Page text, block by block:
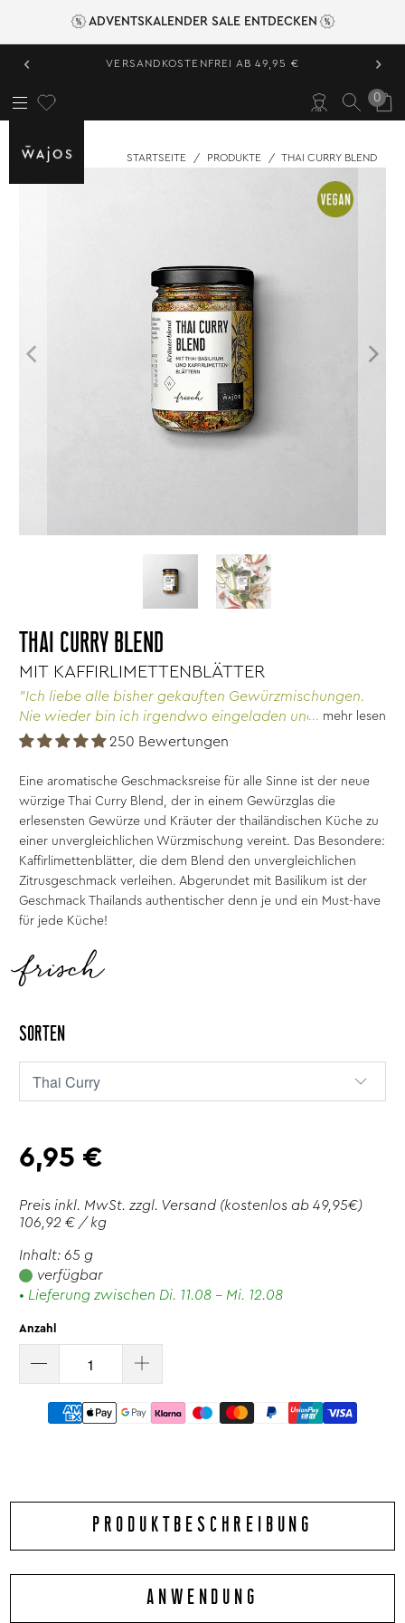
ADVENTSKALENDER SALE ENTDECKEN
‹ VERSANDKOSTENFREI AB 49,95 € ›
0
STARTSEITE / PRODUKTE / THAI CURRY BLEND
THAI CURRY BLEND
MIT KAFFIRLIMETTENBLÄTTER
"Ich liebe alle bisher gekauften Gewürzmischungen.
Nie wieder bin ich irgendwo eingeladen und weiß
nicht was ich mitbringen kann. Fast alles ist einfach
Irgendwas davon hab ich immer zuhause."
mehr lesen
250 Bewertungen
Eine aromatische Geschmacksreise für alle Sinne ist der neue
würzige Thai Curry Blend, der in einem Gewürzglas die
erlesensten Gewürze und Kräuter der thailändischen Küche zu
einer unvergleichlichen Würzmischung vereint. Das Besondere:
Kaffirlimettenblätter, die dem Blend den unvergleichlichen
Zitrusgeschmack verleihen. Abgerundet mit Basilikum ist der
Geschmack Thailands authentischer denn je und ein Must-have
für jede Küche!
frisch
SORTEN
6,95 €
Preis inkl. MwSt. zzgl. Versand (kostenlos ab 49,95€)
106,92 € / kg
Inhalt: 65 g
verfügbar
• Lieferung zwischen Di. 11.08 - Mi. 12.08
Anzahl
PRODUKTBESCHREIBUNG
Ob vegetarisches Curry wie ein perfektes Gemüse Curry,
ANWENDUNG